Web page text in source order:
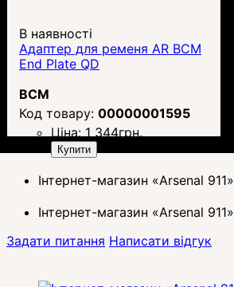
В наявності
Адаптер для ременя AR BCM
End Plate QD
BCM
00000001595
Ціна:1 344грн.
Купити
Інтернет-магазин «Arsenal 911»
Інтернет-магазин «Arsenal 911»
Задати питання Написати відгук